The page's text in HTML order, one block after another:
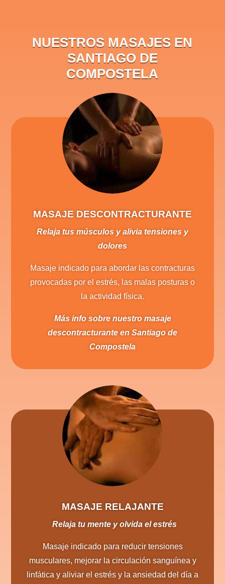
NUESTROS MASAJES EN
SANTIAGO DE
COMPOSTELA
MASAJE DESCONTRACTURANTE
Relaja tus músculos y alivia tensiones y
dolores
Masaje indicado para abordar las contracturas
provocadas por el estrés, las malas posturas o
la actividad física.
Más info sobre nuestro masaje
descontracturante en Santiago de
Compostela
MASAJE RELAJANTE
Relaja tu mente y olvida el estrés
Masaje indicado para reducir tensiones
musculares, mejorar la circulación sanguínea y
linfática y aliviar el estrés y la ansiedad del día a